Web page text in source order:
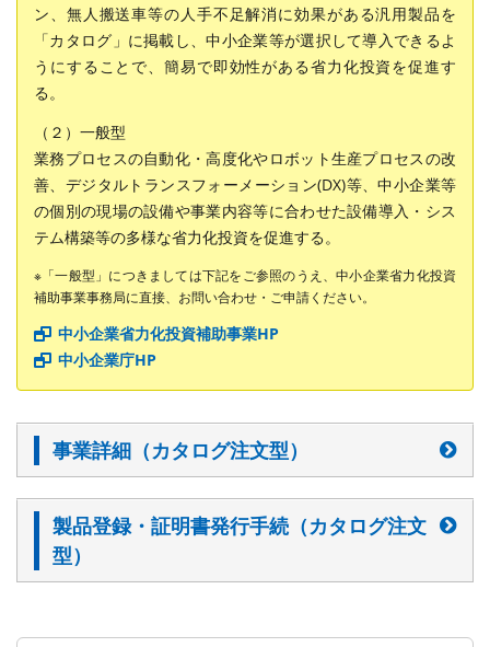
ン、無人搬送車等の人手不足解消に効果がある汎用製品を
「カタログ」に掲載し、中小企業等が選択して導入できるよ
うにすることで、簡易で即効性がある省力化投資を促進す
る。
（２）一般型
業務プロセスの自動化・高度化やロボット生産プロセスの改
善、デジタルトランスフォーメーション(DX)等、中小企業等
の個別の現場の設備や事業内容等に合わせた設備導入・シス
テム構築等の多様な省力化投資を促進する。
※「一般型」につきましては下記をご参照のうえ、中小企業省力化投資
補助事業事務局に直接、お問い合わせ・ご申請ください。
中小企業省力化投資補助事業HP
中小企業庁HP
事業詳細（カタログ注文型）
製品登録・証明書発行手続（カタログ注文
型）